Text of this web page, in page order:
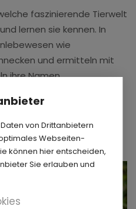
von Drittanbietern
Webseiten-
können hier entscheiden,
Sie erlauben und
faszinierende Tierwelt
lernen sie kennen. In
wie
und ermitteln mit
ihre Namen.
nicht vergessen!